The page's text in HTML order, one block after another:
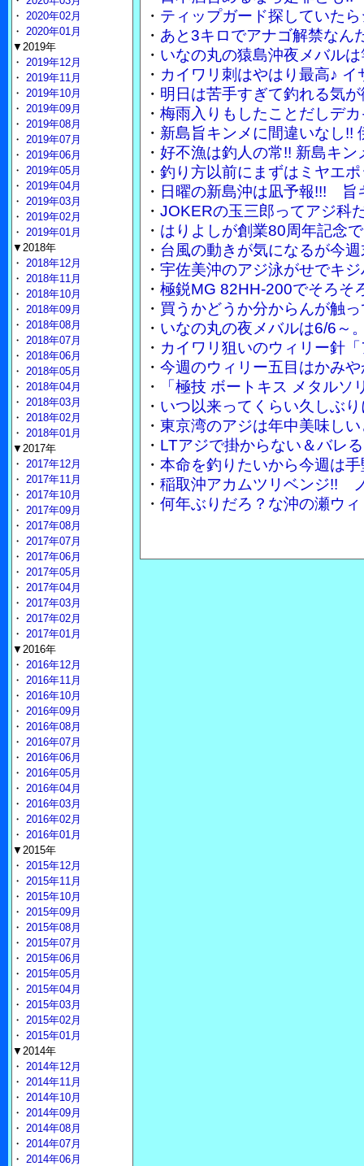
・ ティップガード探していた
・ あと3キロでアナゴ解禁なん
・ いなの丸の猿島沖夜メバル
・ カイワリ刺はやはり最高♪
・ 明日は苦手すぎて釣れる気
・ 梅雨入りもしたことだしデ
・ 新島旨キンメに間違いなし!!
・ 好不漁は釣人の常!! 新島キ
・ 釣り方以前にまずはミヤエ
・ 日曜の新島沖は凪予報!!! 旨
・ JOKERの玉三郎ってアジ科
・ はりよしが創業80周年記念
・ 台風の動きが気になるが今
・ 宇佐美沖のアジ泳がせでキ
・ 極鋭MG 82HH-200でそろそ
・ 買うかどうか分からんが触
・ いなの丸の夜メバルは6/6～
・ カイワリ狙いのウィリー針
・ 今週のウィリー五目はかみ
・
「極技 ボートキス メタル
・ いつ以来ってくらい久しぶ
・ 東京湾のアジは年中美味し
・ LTアジで掛からない＆バレ
・ 本命を釣りたいから今週は
・ 稲取沖アカムツリベンジ!!
・ 何年ぶりだろ？な沖の瀬ウ
・ 2020年02月
・ 2020年01月
▼2019年
・ 2019年12月
・ 2019年11月
・ 2019年10月
・ 2019年09月
・ 2019年08月
・ 2019年07月
・ 2019年06月
・ 2019年05月
・ 2019年04月
・ 2019年03月
・ 2019年02月
・ 2019年01月
▼2018年
・ 2018年12月
・ 2018年11月
・ 2018年10月
・ 2018年09月
・ 2018年08月
・ 2018年07月
・ 2018年06月
・ 2018年05月
・ 2018年04月
・ 2018年03月
・ 2018年02月
・ 2018年01月
▼2017年
・ 2017年12月
・ 2017年11月
・ 2017年10月
・ 2017年09月
・ 2017年08月
・ 2017年07月
・ 2017年06月
・ 2017年05月
・ 2017年04月
・ 2017年03月
・ 2017年02月
・ 2017年01月
▼2016年
・ 2016年12月
・ 2016年11月
・ 2016年10月
・ 2016年09月
・ 2016年08月
・ 2016年07月
・ 2016年06月
・ 2016年05月
・ 2016年04月
・ 2016年03月
・ 2016年02月
・ 2016年01月
▼2015年
・ 2015年12月
・ 2015年11月
・ 2015年10月
・ 2015年09月
・ 2015年08月
・ 2015年07月
・ 2015年06月
・ 2015年05月
・ 2015年04月
・ 2015年03月
・ 2015年02月
・ 2015年01月
▼2014年
・ 2014年12月
・ 2014年11月
・ 2014年10月
・ 2014年09月
・ 2014年08月
・ 2014年07月
・ 2014年06月